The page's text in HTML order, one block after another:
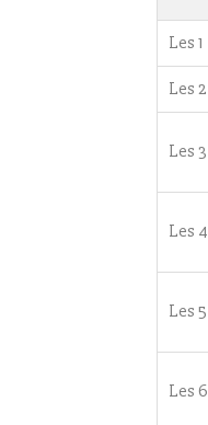
Les 1
Les 2
Les 3
Les 4
Les 5
Les 6